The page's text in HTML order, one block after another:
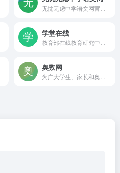
学堂在线
奥数网